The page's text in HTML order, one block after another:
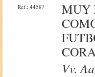
Ref.: 44587
MUY
Vv.